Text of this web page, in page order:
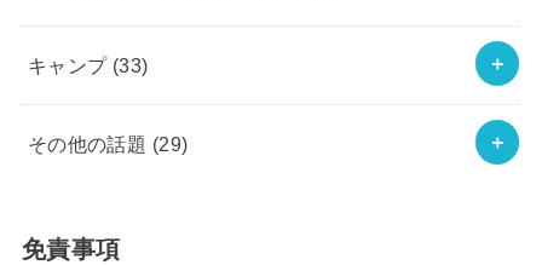
キャンプ (33)
その他の話題 (29)
免責事項